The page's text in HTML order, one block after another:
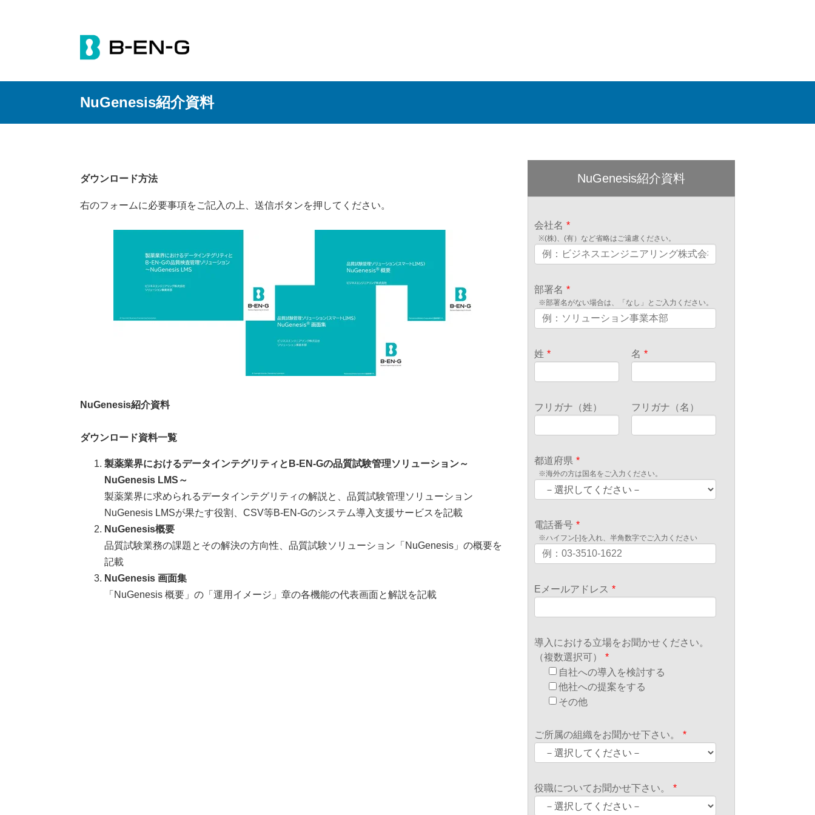
NuGenesis紹介資料
ダウンロード方法
右のフォームに必要事項をご記入の上、送信ボタンを押してください。
NuGenesis紹介資料
ダウンロード資料一覧
製薬業界におけるデータインテグリティとB-EN-Gの品質試験管理ソリューション～
NuGenesis LMS～
製薬業界に求められるデータインテグリティの解説と、品質試験管理ソリューション
NuGenesis LMSが果たす役割、CSV等B-EN-Gのシステム導入支援サービスを記載
NuGenesis概要
品質試験業務の課題とその解決の方向性、品質試験ソリューション「NuGenesis」の概要を
記載
NuGenesis 画面集
「NuGenesis 概要」の「運用イメージ」章の各機能の代表画面と解説を記載
NuGenesis紹介資料
会社名 *
※(株)、(有）など省略はご遠慮ください。
部署名 *
※部署名がない場合は、「なし」とご入力ください。
姓 * 名 *
フリガナ（姓） フリガナ（名）
都道府県 *
※海外の方は国名をご入力ください。
電話番号 *
※ハイフン[-]を入れ、半角数字でご入力ください
Eメールアドレス *
導入における立場をお聞かせください。
（複数選択可）
*
自社への導入を検討する
他社への提案をする
その他
ご所属の組織をお聞かせ下さい。 *
役職についてお聞かせ下さい。 *